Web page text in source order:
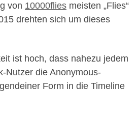
von 10000flies meisten „Flies“
drehten sich um dieses
ist hoch, dass nahezu jedem
Nutzer die Anonymous-
Form in die Timeline